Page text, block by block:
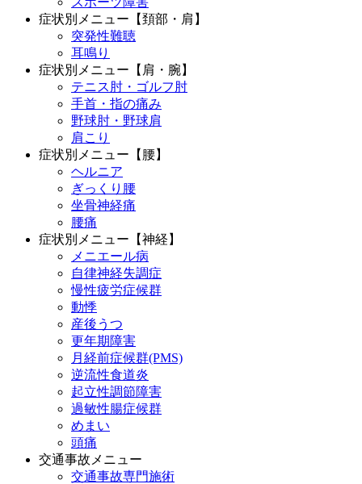
症状別メニュー【頚部・肩】
突発性難聴
耳鳴り
症状別メニュー【肩・腕】
テニス肘・ゴルフ肘
手首・指の痛み
野球肘・野球肩
肩こり
症状別メニュー【腰】
ヘルニア
ぎっくり腰
坐骨神経痛
腰痛
症状別メニュー【神経】
メニエール病
自律神経失調症
慢性疲労症候群
動悸
産後うつ
更年期障害
月経前症候群(PMS)
逆流性食道炎
起立性調節障害
過敏性腸症候群
めまい
頭痛
交通事故メニュー
交通事故専門施術